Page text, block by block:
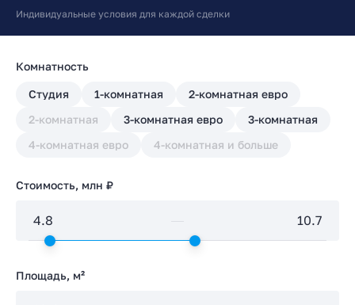
Индивидуальные условия для каждой сделки
Комнатность
Студия 1-комнатная
2-комнатная евро
2-комнатная
3-комнатная евро
3-комнатная
4-комнатная евро
4-комнатная и больше
Стоимость, млн ₽
Площадь, м²